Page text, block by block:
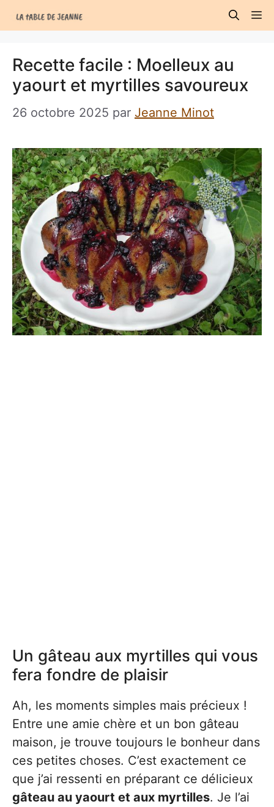
au
Recette facile : Moelleux au
yaourt et myrtilles savoureux
26 octobre 2025 par Jeanne Minot
Un gâteau aux myrtilles qui vous
fera fondre de plaisir
Ah, les moments simples mais précieux !
Entre une amie chère et un bon gâteau
maison, je trouve toujours le bonheur dans
ces petites choses. C’est exactement ce
que j’ai ressenti en préparant ce délicieux
gâteau au yaourt et aux myrtilles. Je l’ai